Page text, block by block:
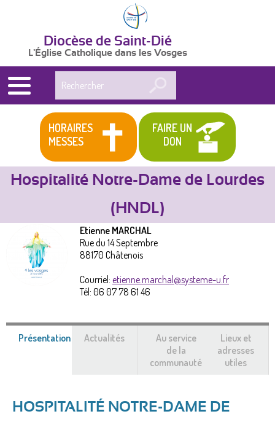
Diocèse de Saint-Dié
L'Église Catholique dans les Vosges
HORAIRES
MESSES
FAIRE UN
DON
Vous
êtes
Hospitalité Notre-Dame de Lourdes
(HNDL)
Etienne MARCHAL
Rue du 14 Septembre
88170 Châtenois
Courriel: etienne.marchal@systeme-u.fr
Tél: 06 07 78 61 46
Présentation (onglet
Actualités
Au service
de la
communauté
Lieux et
adresses
utiles
HOSPITALITÉ NOTRE-DAME DE